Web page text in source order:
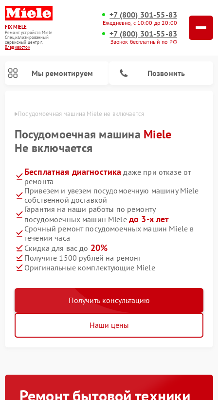
FIX-MIELE
Ремонт устройств Miele
Специализированный
cервисный центр г.
Владивосток
+7 (800) 301-55-83
Ежедневно, с 10:00 до 20:00
+7 (800) 301-55-83
Звонок бесплатный по РФ
Мы ремонтируем Позвонить
Посудомоечная машина Miele не включается
Посудомоечная машина Miele
Не включается
Бесплатная диагностика даже при отказе от
ремонта
Привезем и увезем посудомоечную машину Miele
собственной доставкой
Гарантия на наши работы по ремонту
посудомоечных машин Miele до 3-х лет
Срочный ремонт посудомоечных машин Miele в
течении часа
Скидка для вас до 20%
Получите 1500 рублей на ремонт
Оригинальные комплектующие Miele
Получить консультацию
Наши цены
Ремонт бытовой техники